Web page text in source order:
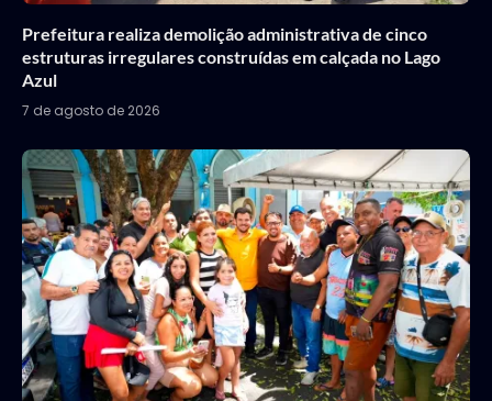
Prefeitura realiza demolição administrativa de cinco
estruturas irregulares construídas em calçada no Lago
Azul
7 de agosto de 2026